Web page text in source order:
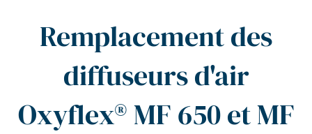
Remplacement des
diffuseurs d'air
Oxyflex® MF 650 et MF